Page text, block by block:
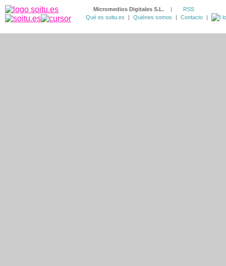
Micromedios Digitales S.L. |
RSS
Qué es soitu.es
| Quiénes somos | Contacto |